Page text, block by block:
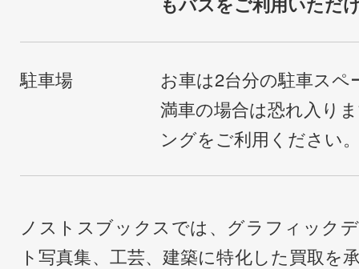
駐車場
お車は2台分の駐車ス
満車の場合は恐れ入り
ングをご利用ください
ノストスブックスでは、グラフィック
ト写真集、工芸、建築に特化した買取を